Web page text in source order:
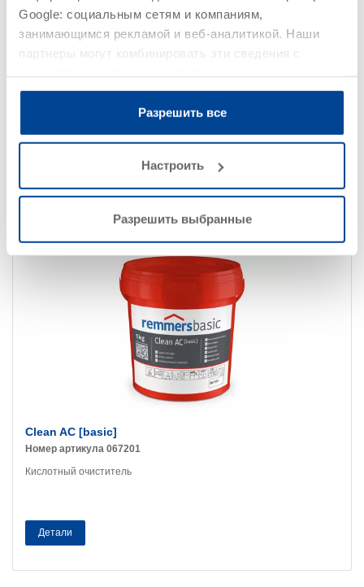
Google: социальным сетям и компаниям,
занимающимся рекламой и веб-аналитикой. Наши
партнеры могут комбинировать эти сведения с
данными, которые они получили при использовании
Разрешить все
Настроить
Разрешить выбранные
Номер артикула 067505
Clean AC [basic]
Номер артикула 067201
Кислотный очиститель
Детали